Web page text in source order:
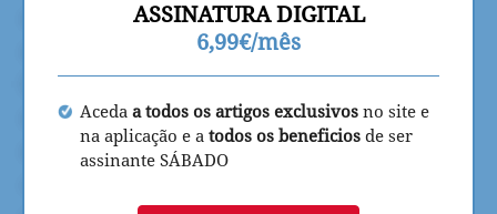
ASSINATURA DIGITAL
6,99€/mês
Aceda a todos os artigos exclusivos no site e
na aplicação e a todos os beneficios de ser
assinante SÁBADO